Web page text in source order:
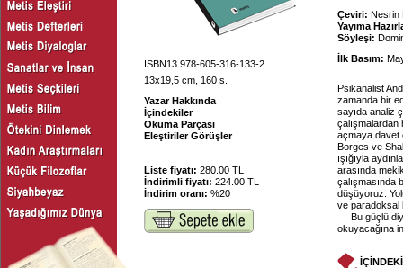
ISBN13 978-605-316-133-2
13x19,5 cm, 160 s.
Yazar Hakkında
İçindekiler
Okuma Parçası
Eleştiriler Görüşler
Liste fiyatı: 280.00 TL
İndirimli fiyatı: 224.00 TL
İndirim oranı: %20
Çeviri: Nesrin
Yayıma
Söyleşi:
İlk Basım:
Psikanalist
zamanda bir
sayıda analiz
açmaya davet
Borges ve
ışığıyla
arasında
çalışmasında
düşüyoruz.
ve paradoksal
Bu güçlü
okuyacağına